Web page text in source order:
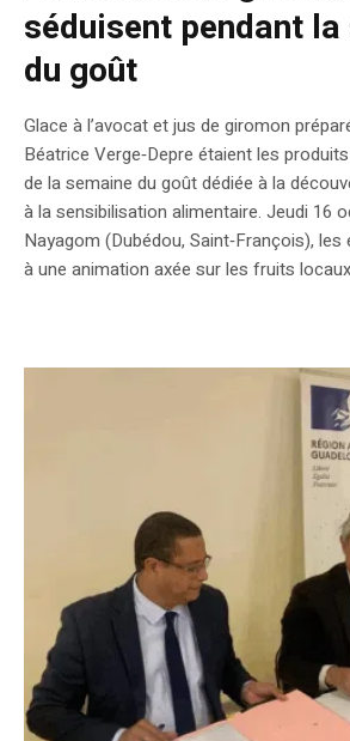
séduisent pendant
du goût
Glace à l’avocat et jus de giromon
Béatrice Verge‑Depre étaient les
de la semaine du goût dédiée à la
à la sensibilisation alimentaire. Jeudi 16
Nayagom (Dubédou, Saint‑François),
à une animation axée sur les fruits